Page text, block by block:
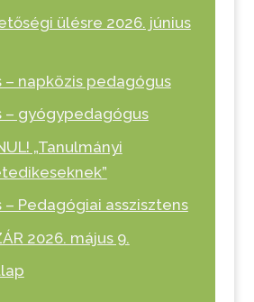
ülésre 2026. június
napközis pedagógus
– gyógypedagógus
„Tanulmányi
Pedagógiai asszisztens
2026. május 9.